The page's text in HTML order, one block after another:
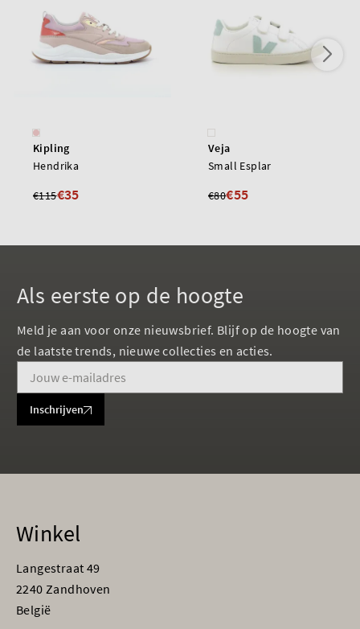
Kipling
Hendrika
€115€35
Veja
Small Esplar
€80€55
Als eerste op de hoogte
Meld je aan voor onze nieuwsbrief. Blijf op de hoogte van
de laatste trends, nieuwe collecties en acties.
Inschrijven
Winkel
Langestraat 49
2240 Zandhoven
België